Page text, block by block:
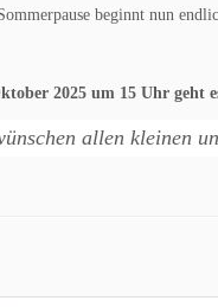
beginnt nun
2025 um 15 Uhr geht
allen kleinen